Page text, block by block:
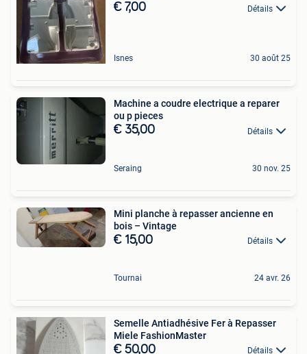
€ 7,00 Détails
Isnes 30 août 25
Machine a coudre electrique a reparer
ou p pieces
€ 35,00 Détails
Seraing 30 nov. 25
Mini planche à repasser ancienne en
bois – Vintage
€ 15,00 Détails
Tournai 24 avr. 26
Semelle Antiadhésive Fer à Repasser
Miele FashionMaster
€ 50,00 Détails